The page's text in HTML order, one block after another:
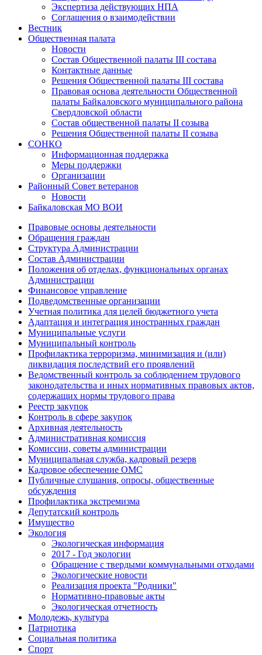
Экспертиза действующих НПА
Соглашения о взаимодействии
Вестник
Общественная палата
Новости
Состав Общественной палаты III состава
Контактные данные
Решения Общественной палаты III состава
Правовая основа деятельности Общественной
палаты Байкаловского муниципального района
Свердловской области
Состав общественной палаты II созыва
Решения Общественной палаты II созыва
СОНКО
Информационная поддержка
Меры поддержки
Организации
Районный Совет ветеранов
Новости
Байкаловская МО ВОИ
Правовые основы деятельности
Обращения граждан
Структура Администрации
Состав Администрации
Положения об отделах, функциональных органах
Администрации
Финансовое управление
Подведомственные организации
Учетная политика для целей бюджетного учета
Адаптация и интеграция иностранных граждан
Муниципальные услуги
Муниципальный контроль
Профилактика терроризма, минимизация и (или)
ликвидация последствий его проявлений
Ведомственный контроль за соблюдением трудового
законодательства и иных нормативных правовых актов,
содержащих нормы трудового права
Реестр закупок
Контроль в сфере закупок
Архивная деятельность
Административная комиссия
Комиссии, советы администрации
Муниципальная служба, кадровый резерв
Кадровое обеспечение ОМС
Публичные слушания, опросы, общественные
обсуждения
Профилактика экстремизма
Депутатский контроль
Имущество
Экология
Экологическая информация
2017 - Год экологии
Обращение с твердыми коммунальными отходами
Экологические новости
Реализация проекта "Родники"
Нормативно-правовые акты
Экологическая отчетность
Молодежь, культура
Патриотика
Социальная политика
Спорт